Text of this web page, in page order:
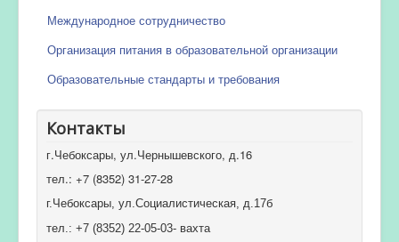
Международное сотрудничество
Организация питания в образовательной организации
Образовательные стандарты и требования
Контакты
г.Чебоксары, ул.Чернышевского, д.16
тел.: +7 (8352) 31-27-28
г.Чебоксары, ул.Социалистическая, д.17б
тел.: +7 (8352) 22-05-03- вахта